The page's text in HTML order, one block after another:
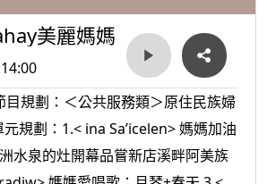
美麗媽媽
目規劃：＜公共服務類＞原住民族婦
規劃：1.< ina Sa’icelen> 媽媽加油